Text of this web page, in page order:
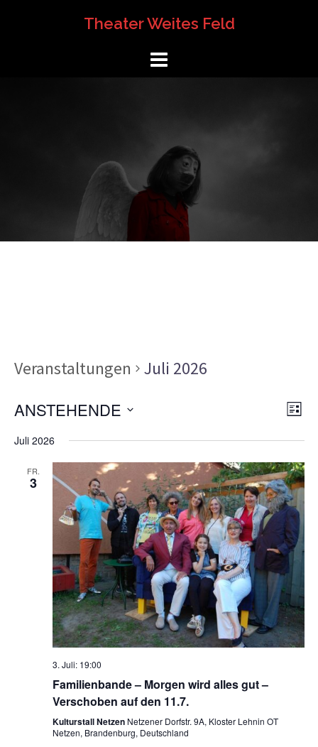
Theater Weites Feld
Veranstaltungen Juli 2026
LISTE
ANSTEHENDE
Juli 2026
FR.
3
3. Juli: 19:00
Familienbande – Morgen wird alles gut –
Verschoben auf den 11.7.
Kulturstall Netzen Netzener Dorfstr. 9A, Kloster Lehnin OT
Netzen, Brandenburg, Deutschland